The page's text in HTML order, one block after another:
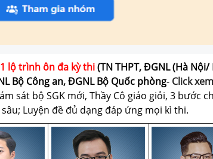
1 lộ trình ôn đa kỳ thi(TN THPT, ĐGNL (Hà Nội/
Bộ Công an, ĐGNL Bộ Quốc phòng- Click
sát bộ SGK mới, Thầy Cô giáo giỏi, 3 bước
Luyện đề đủ dạng đáp ứng mọi kì thi.